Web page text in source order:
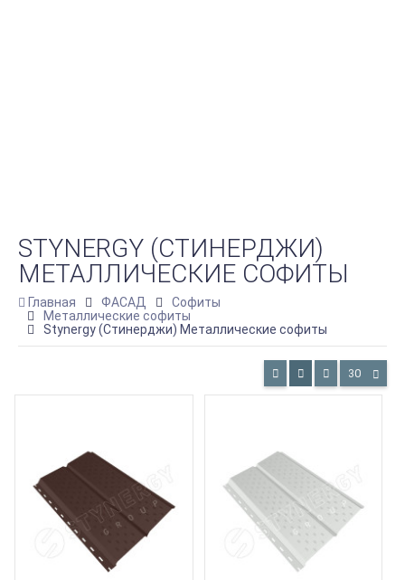
STYNERGY (СТИНЕРДЖИ)
МЕТАЛЛИЧЕСКИЕ СОФИТЫ
Главная ФАСАД
Софиты
Металлические софиты
Stynergy (Стинерджи) Металлические софиты
30